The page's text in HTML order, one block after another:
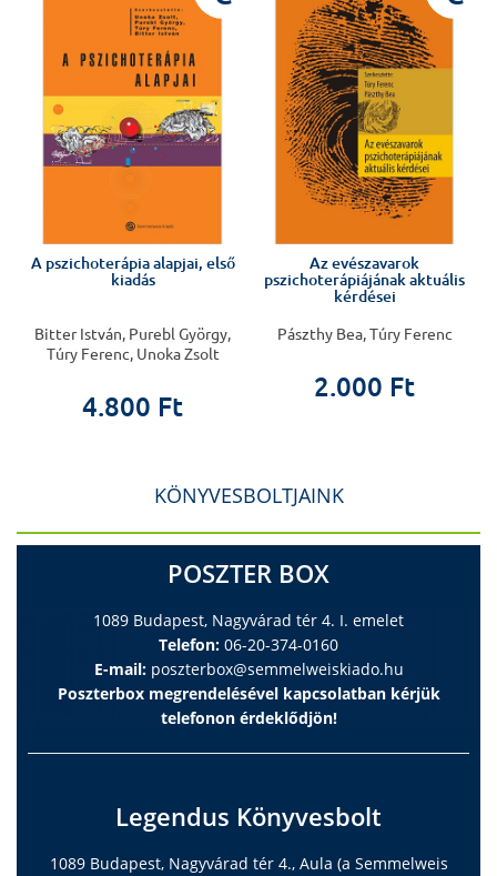
tanulmányok ezek, nagyon időszerű témákról.
Közérthetőségén túl még a leggyakorlottabb klinikusok is
haszonnal forgathatják, és önképzésük forrása lehet.
Gyermek - Serdülő sorozat 4. tagja
A pszichoterápia alapjai, első
kiadás
Bitter István, Purebl György,
Túry Ferenc, Unoka Zsolt
4.800 Ft
Az evészavarok
pszichoterápiájának aktuális
kérdései
Pászthy Bea, Túry Ferenc
2.000 Ft
KÖNYVESBOLTJAINK
POSZTER BOX
1089 Budapest, Nagyvárad tér 4. I. emelet
Telefon: 06-20-374-0160
E-mail: poszterbox@semmelweiskiado.hu
Poszterbox megrendelésével kapcsolatban kérjük
telefonon érdeklődjön!
Legendus Könyvesbolt
1089 Budapest, Nagyvárad tér 4., Aula (a Semmelweis